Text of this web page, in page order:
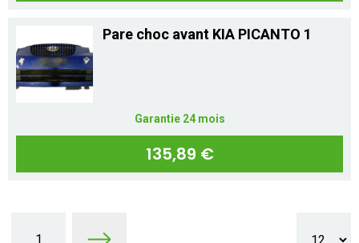
Pare choc avant KIA PICANTO 1
Garantie 24 mois
135,89 €
1